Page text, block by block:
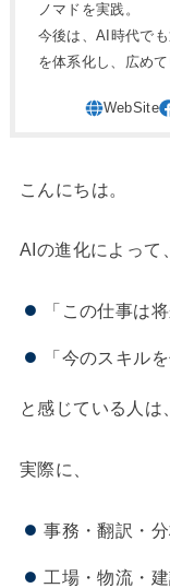
ノマドを実践。
今後は、AI時代で
を体系化し、広め
こんにちは。
AIの進化によって、
「この仕事は
「今のスキル
と感じている人は
実際に、
事務・翻訳・
工場・物流・